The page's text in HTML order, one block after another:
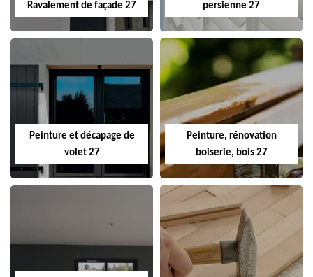
Ravalement de façade 27
persienne 27
Peinture et décapage de
volet 27
Peinture, rénovation
boiserie, bois 27